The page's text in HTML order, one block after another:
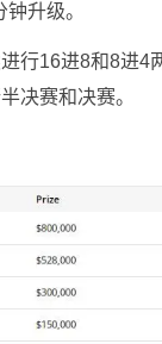
升级。
行16进8和8进4
决赛和决赛。